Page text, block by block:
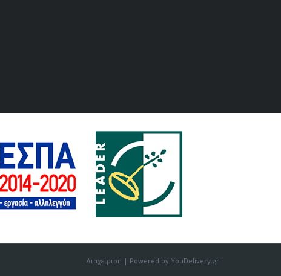
Διαχείριση | Powered by YouDelivery.gr